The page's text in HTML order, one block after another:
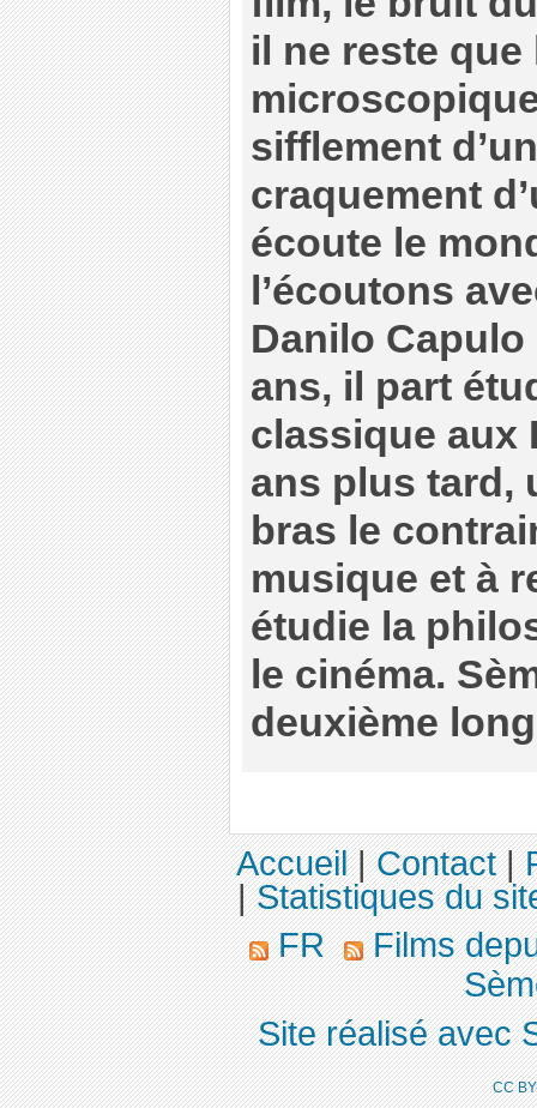
il ne reste
sifflement
craquement
écoute le
l’écoutons
Danilo Capulo
ans, il part
classique aux
ans plus tard,
bras le
musique et à
étudie la
le cinéma.
deuxième
Accueil|Contact|
|Statistiques du
FR
Films
Site réalisé avec
CC